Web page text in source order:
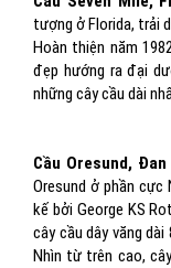
tượng ở Florida, trải
Hoàn thiện năm
đẹp hướng ra đại
những cây cầu dài
Cầu Oresund,
Oresund ở phần
kế bởi George KS
cây cầu dây văng
Nhìn từ trên cao,